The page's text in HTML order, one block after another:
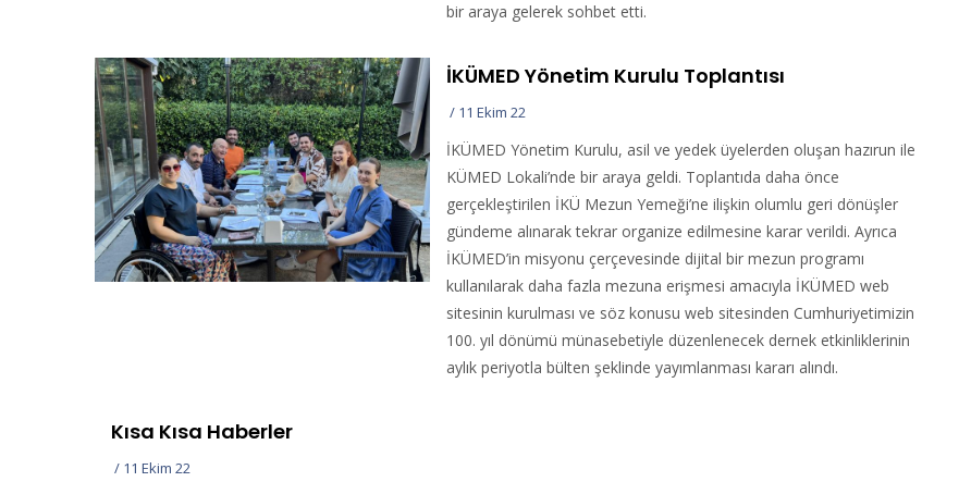
bir araya gelerek sohbet etti.
İKÜMED Yönetim Kurulu Toplantısı
/ 11 Ekim 22
İKÜMED Yönetim Kurulu, asil ve yedek üyelerden oluşan hazırun ile
KÜMED Lokali’nde bir araya geldi. Toplantıda daha önce
gerçekleştirilen İKÜ Mezun Yemeği’ne ilişkin olumlu geri dönüşler
gündeme alınarak tekrar organize edilmesine karar verildi. Ayrıca
İKÜMED’in misyonu çerçevesinde dijital bir mezun programı
kullanılarak daha fazla mezuna erişmesi amacıyla İKÜMED web
sitesinin kurulması ve söz konusu web sitesinden Cumhuriyetimizin
100. yıl dönümü münasebetiyle düzenlenecek dernek etkinliklerinin
aylık periyotla bülten şeklinde yayımlanması kararı alındı.
Kısa Kısa Haberler
/ 11 Ekim 22